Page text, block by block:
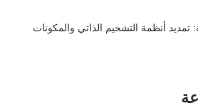
تمديد أنظمة التشحيم الذاتي والمكونات